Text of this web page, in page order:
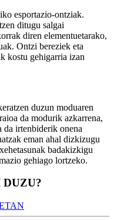
esportazio-ontziak.
ditugu salgai
diren elementuetarako,
Ontzi bereziek eta
kostu gehigarria izan
duzun moduaren
da modurik azkarrena,
da irtenbiderik onena
eman ahal dizkizugu
badakizkigu
gehiago lortzeko.